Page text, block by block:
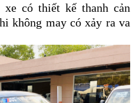
xe có thiết kế thanh cản
không may có xảy ra va